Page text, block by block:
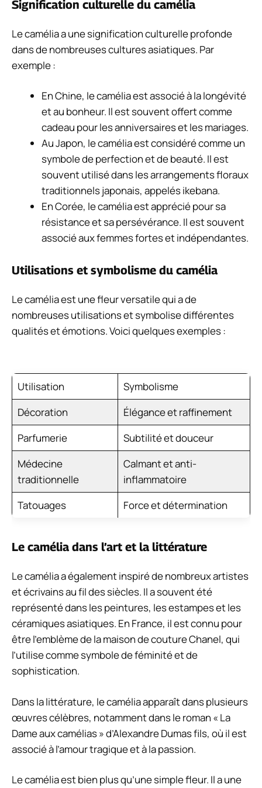
Signification culturelle du camélia
Le camélia a une signification culturelle profonde
dans de nombreuses cultures asiatiques. Par
exemple :
En Chine, le camélia est associé à la longévité
et au bonheur. Il est souvent offert comme
cadeau pour les anniversaires et les mariages.
Au Japon, le camélia est considéré comme un
symbole de perfection et de beauté. Il est
souvent utilisé dans les arrangements floraux
traditionnels japonais, appelés ikebana.
En Corée, le camélia est apprécié pour sa
résistance et sa persévérance. Il est souvent
associé aux femmes fortes et indépendantes.
Utilisations et symbolisme du camélia
Le camélia est une fleur versatile qui a de
nombreuses utilisations et symbolise différentes
qualités et émotions. Voici quelques exemples :
Utilisation
Symbolisme
Décoration
Élégance et raffinement
Parfumerie
Subtilité et douceur
Médecine
traditionnelle
Calmant et anti-
inflammatoire
Tatouages
Force et détermination
Le camélia dans l’art et la littérature
Le camélia a également inspiré de nombreux artistes
et écrivains au fil des siècles. Il a souvent été
représenté dans les peintures, les estampes et les
céramiques asiatiques. En France, il est connu pour
être l’emblème de la maison de couture Chanel, qui
l’utilise comme symbole de féminité et de
sophistication.
Dans la littérature, le camélia apparaît dans plusieurs
œuvres célèbres, notamment dans le roman « La
Dame aux camélias » d’Alexandre Dumas fils, où il est
associé à l’amour tragique et à la passion.
Le camélia est bien plus qu’une simple fleur. Il a une